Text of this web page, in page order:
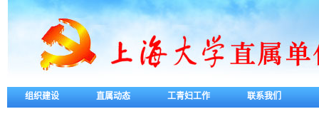
组织建设 直属动态 工青妇工作 联系我们